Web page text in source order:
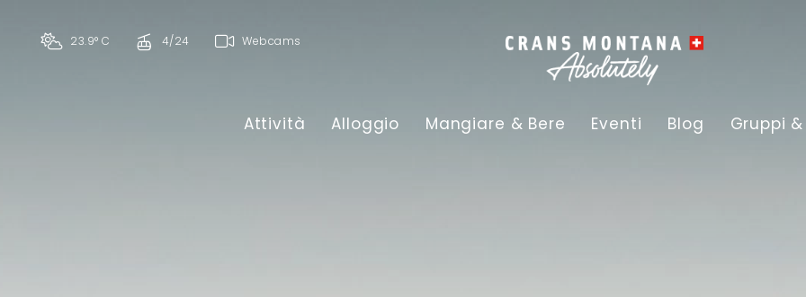
23.9° C 4/24 Webcams
Attività Alloggio Mangiare & Bere Eventi Blog Gruppi